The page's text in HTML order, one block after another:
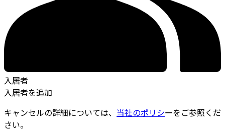
入居者
入居者を追加
キャンセルの詳細については、 当社のポリシーをご参照くだ
さい。